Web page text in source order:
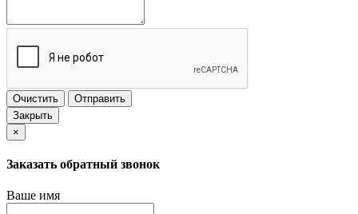
Очистить
Отправить
Закрыть
×
Заказать обратный звонок
Ваше имя